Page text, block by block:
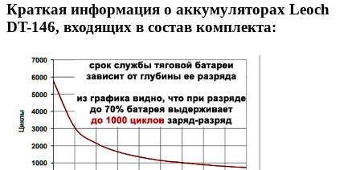
Краткая информация о аккумуляторах Leoch
DT-146, входящих в состав комплекта: